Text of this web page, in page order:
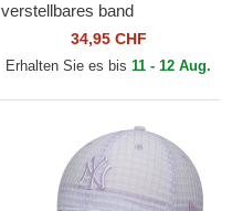
verstellbares band
9TWENTY Broderie der New
York Yankees MLB von New
34,95 CHF
Erhalten Sie es bis 11 - 12 Aug.